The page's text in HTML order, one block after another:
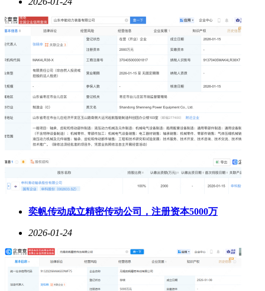
奕帆传动成立精密传动公司，注册资本5000万
2026-01-24